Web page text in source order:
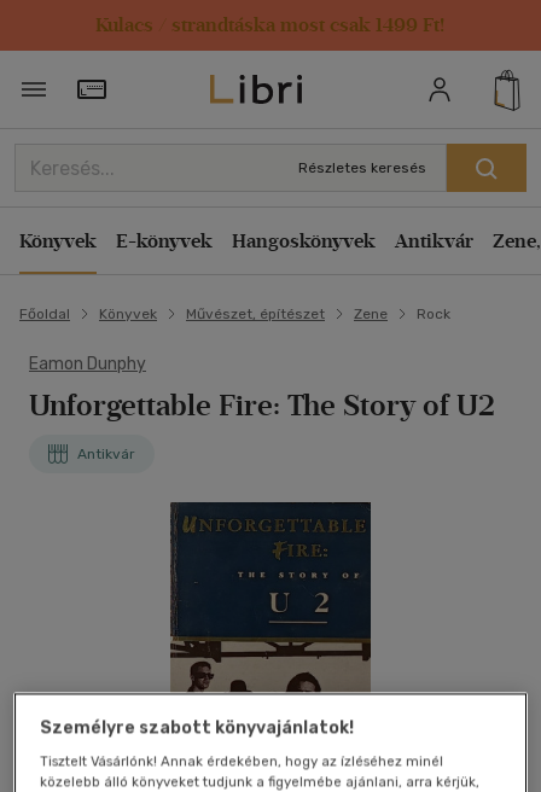
Kulacs / strandtáska most csak 1499 Ft!
Törzsvásárlói Kártya adatai
Részletes keresés
Könyvek E-könyvek Hangoskönyvek Antikvár
Főoldal Könyvek Művészet, építészet Zene Rock
Eamon Dunphy
Unforgettable Fire: The Story of U2
Antikvár
Személyre szabott könyvajánlatok!
Tisztelt Vásárlónk! Annak érdekében, hogy az ízléséhez minél
közelebb álló könyveket tudjunk a figyelmébe ajánlani, arra kérjük,